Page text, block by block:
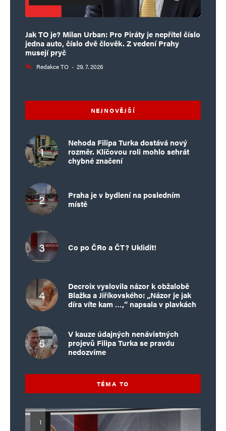
Jak TO je? Milan Urban: Pro Piráty je nepřítel číslo
jedna auto, číslo dvě člověk. Z vedení Prahy
musejí pryč
Redakce TO · 29. 7. 2026
NEJNOVĚJŠÍ
Nehoda Filipa Turka dostává nový
rozměr. Klíčovou roli mohlo sehrát
chybné značení
Praha je v bydlení na posledním
místě
Co po ČRo a ČT? Uklidit!
Decroix vyslovila názor k obžalobě
Blažka a Jiříkovského: „Názor je jak
díra víte kam …,“ napsala v plavkách
V kauze údajných nenávistných
projevů Filipa Turka se pravdu
nedozvíme
TÉMA TO